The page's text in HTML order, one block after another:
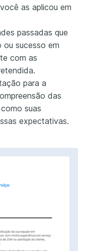
as aplicou em
passadas que
ou sucesso em
com as
para a
das
suas
expectativas.